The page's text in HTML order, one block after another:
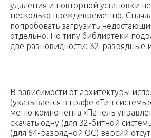
удаления и повторной установки
несколько преждевременно.
попробовать загрузить
отдельно. По типу библиотеки
две разновидности: 32-разрядные
В зависимости от архитектуры
(указывается в графе «Тип
меню компонента «Панель
скачать одну (для 32-битной
(для 64-разрядной ОС) версий